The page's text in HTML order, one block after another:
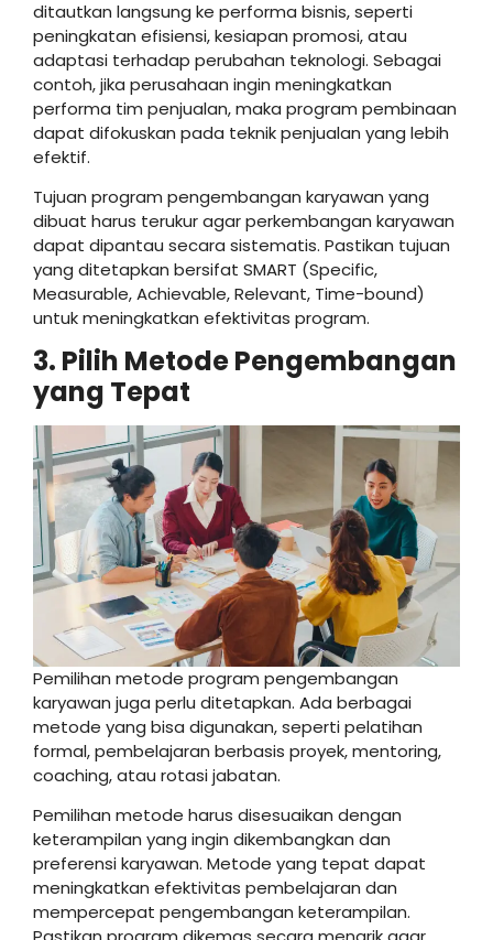
ditautkan langsung ke performa bisnis, seperti
peningkatan efisiensi, kesiapan promosi, atau
adaptasi terhadap perubahan teknologi. Sebagai
contoh, jika perusahaan ingin meningkatkan
performa tim penjualan, maka program pembinaan
dapat difokuskan pada teknik penjualan yang lebih
efektif.
Tujuan program pengembangan karyawan yang
dibuat harus terukur agar perkembangan karyawan
dapat dipantau secara sistematis. Pastikan tujuan
yang ditetapkan bersifat SMART (Specific,
Measurable, Achievable, Relevant, Time-bound)
untuk meningkatkan efektivitas program.
3. Pilih Metode Pengembangan
yang Tepat
Pemilihan metode program pengembangan
karyawan juga perlu ditetapkan. Ada berbagai
metode yang bisa digunakan, seperti pelatihan
formal, pembelajaran berbasis proyek, mentoring,
coaching, atau rotasi jabatan.
Pemilihan metode harus disesuaikan dengan
keterampilan yang ingin dikembangkan dan
preferensi karyawan. Metode yang tepat dapat
meningkatkan efektivitas pembelajaran dan
mempercepat pengembangan keterampilan.